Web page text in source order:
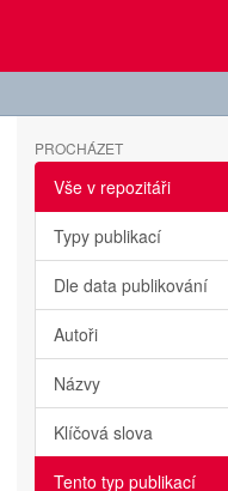
PROCHÁZET
Vše v repozitáři
Typy publikací
Dle data publikování
Autoři
Názvy
Klíčová slova
Tento typ publikací